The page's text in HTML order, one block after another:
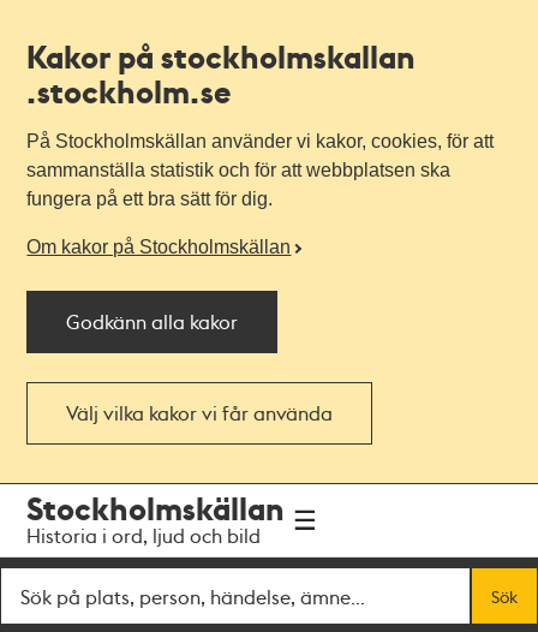
Kakor på stockholmskallan
.stockholm.se
På Stockholmskällan använder vi kakor, cookies, för att
sammanställa statistik och för att webbplatsen ska
fungera på ett bra sätt för dig.
Om kakor på Stockholmskällan
Godkänn alla kakor
Välj vilka kakor vi får använda
navigationen
huvudinnehållet
Stockholmskällan
Historia i ord, ljud och bild
Sök